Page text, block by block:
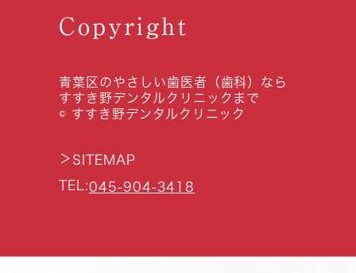
Copyright
青葉区のやさしい歯医者（歯科）なら
すすき野デンタルクリニックまで
© すすき野デンタルクリニック
＞ SITEMAP
TEL:045-904-3418